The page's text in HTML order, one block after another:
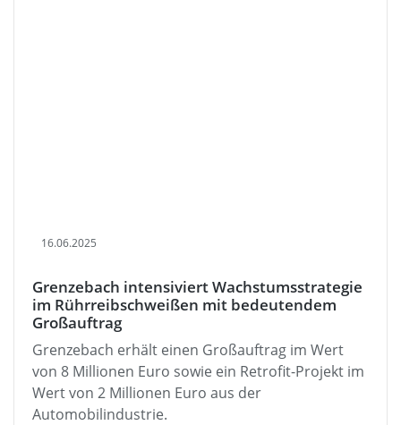
16.06.2025
Grenzebach intensiviert Wachstumsstrategie
im Rührreibschweißen mit bedeutendem
Großauftrag
Grenzebach erhält einen Großauftrag im Wert
von 8 Millionen Euro sowie ein Retrofit-Projekt im
Wert von 2 Millionen Euro aus der
Automobilindustrie.